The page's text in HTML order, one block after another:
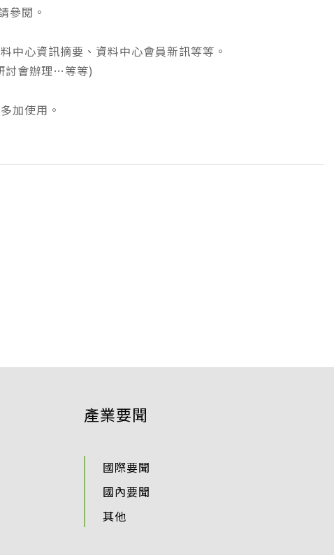
參閱。
中心資訊摘要、資料中心會員新訊等等。
討會辦理…等等)
加使用。
產業要聞
國際要聞
國內要聞
其他